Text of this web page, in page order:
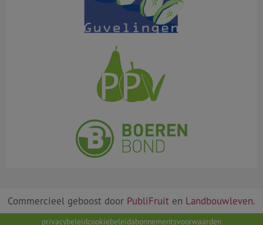
Commercieel geboost door PubliFruit en Landbouwleven.
privacybeleidcookiebeleidabonnementsvoorwaarden